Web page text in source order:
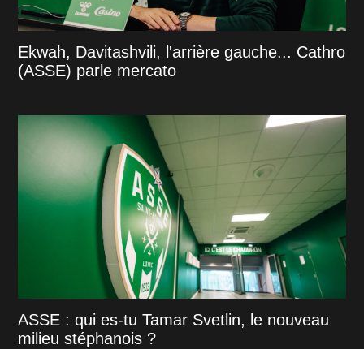
Ekwah, Davitashvili, l'arrière gauche... Cathro
(ASSE) parle mercato
ASSE : qui es-tu Tamar Svetlin, le nouveau
milieu stéphanois ?